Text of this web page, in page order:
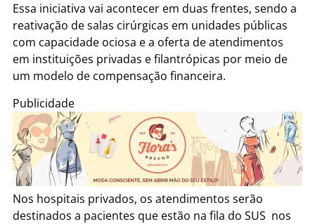
Essa iniciativa vai acontecer em duas frentes, sendo a
reativação de salas cirúrgicas em unidades públicas
com capacidade ociosa e a oferta de atendimentos
em instituições privadas e filantrópicas por meio de
um modelo de compensação financeira.
Publicidade
Nos hospitais privados, os atendimentos serão
destinados a pacientes que estão na fila do SUS nos